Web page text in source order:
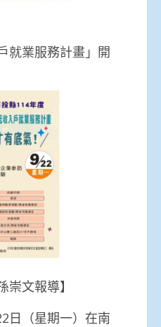
就業服務計畫」開
崇文報導】
日（星期一）在南